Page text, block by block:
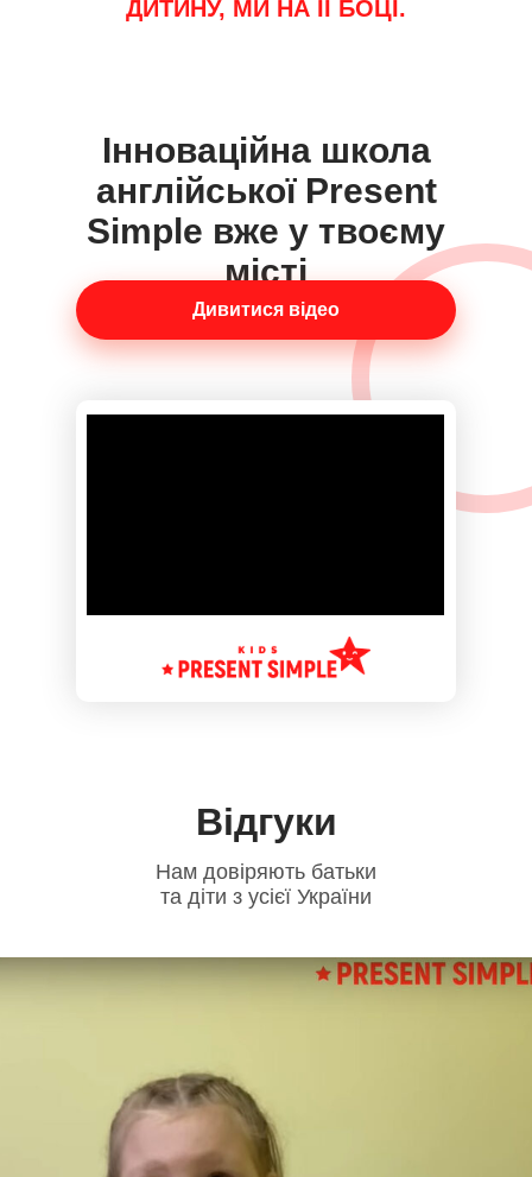
ДИТИНУ, МИ НА ЇЇ БОЦІ.
Інноваційна школа
англійської Present
Simple вже у твоєму
місті
Дивитися відео
Відгуки
Нам довіряють батьки
та діти з усієї України